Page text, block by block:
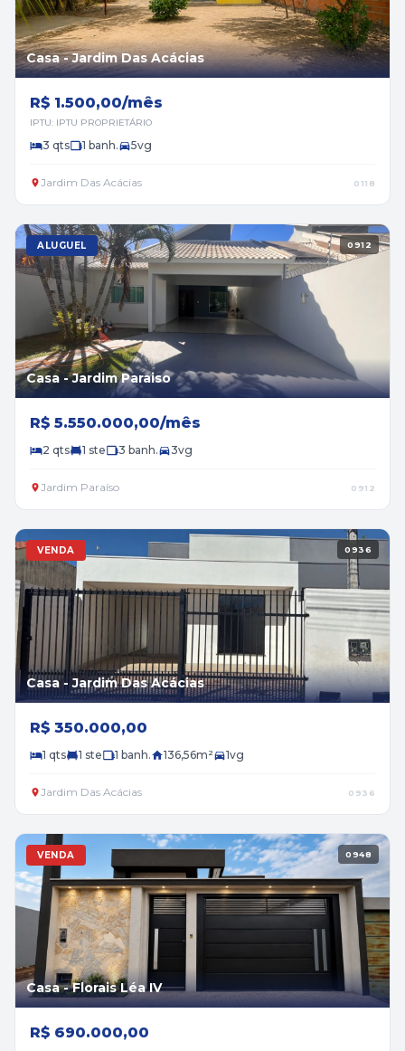
Casa - Jardim Das Acácias
R$ 1.500,00/mês
IPTU: IPTU PROPRIETÁRIO
3 qts 1 banh. 5vg
Jardim Das Acácias 0118
ALUGUEL 0912
Casa - Jardim Paraiso
R$ 5.550.000,00/mês
2 qts 1 ste 3 banh. 3vg
Jardim Paraíso 0912
VENDA 0936
Casa - Jardim Das Acácias
R$ 350.000,00
1 qts 1 ste 1 banh. 136,56m² 1vg
Jardim Das Acácias 0936
VENDA 0948
Casa - Florais Léa IV
R$ 690.000,00